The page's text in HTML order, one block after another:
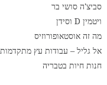
סביצ'ה סושי בר
ויטמין D וסידן
מה זה אוסטאופורוזיס
אל גליל – עבודות עץ מתקדמות
חנות חיות בטבריה